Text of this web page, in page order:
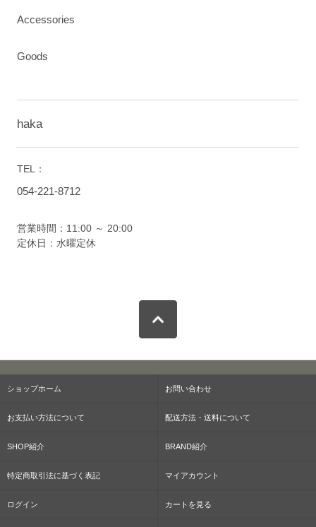
Accessories
Goods
haka
TEL：
054-221-8712
営業時間：11:00 ～ 20:00
定休日：水曜定休
ショップホーム お問い合わせ
お支払い方法について 配送方法・送料について
SHOP紹介 BRAND紹介
特定商取引法に基づく表記 マイアカウント
ログイン カートを見る